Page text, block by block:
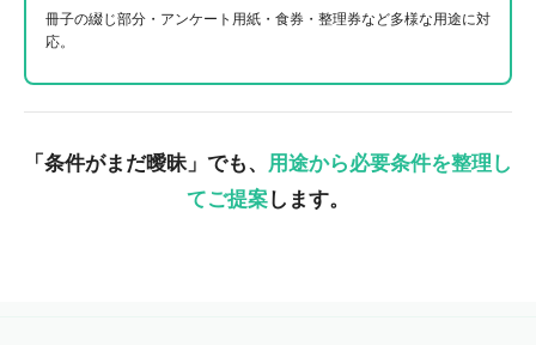
冊子の綴じ部分・アンケート用紙・食券・整理券など多様な用途に対
応。
「条件がまだ曖昧」でも、 用途から必要条件を整理し
てご提案します。